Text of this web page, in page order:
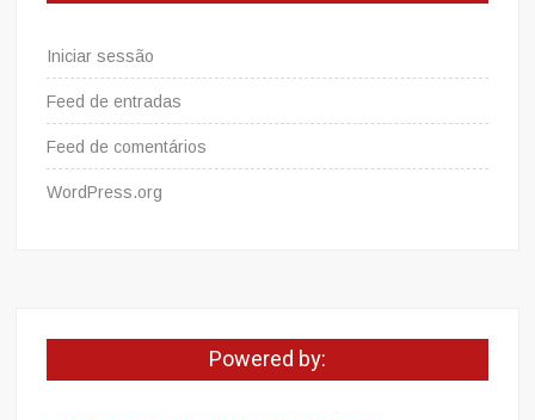
Iniciar sessão
Feed de entradas
Feed de comentários
WordPress.org
Powered by: